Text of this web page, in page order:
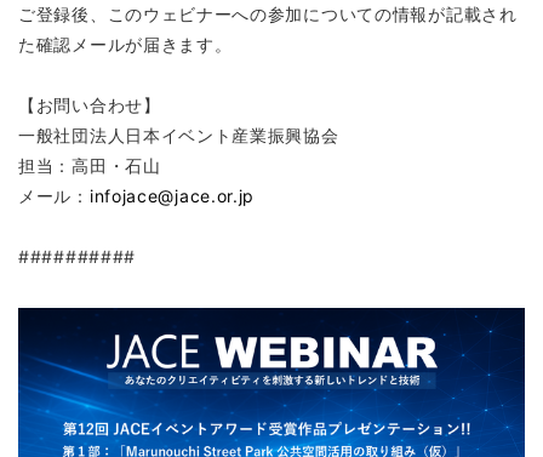
ご登録後、このウェビナーへの参加についての情報が記載され
た確認メールが届きます。
【お問い合わせ】
一般社団法人日本イベント産業振興協会
担当：高田・石山
メール： infojace@jace.or.jp
##########